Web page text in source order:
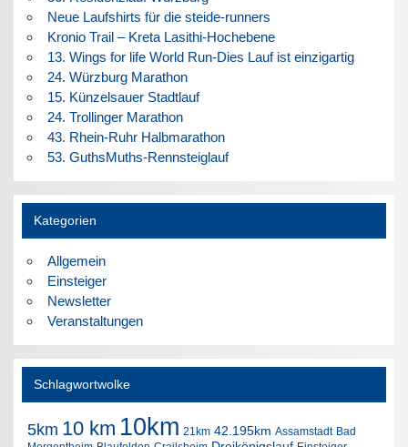
Neue Laufshirts für die steide-runners
Kronio Trail – Kreta Lasithi-Hochebene
13. Wings for life World Run-Dies Lauf ist einzigartig
24. Würzburg Marathon
15. Künzelsauer Stadtlauf
24. Trollinger Marathon
43. Rhein-Ruhr Halbmarathon
53. GuthsMuths-Rennsteiglauf
Kategorien
Allgemein
Einsteiger
Newsletter
Veranstaltungen
Schlagwortwolke
5km 10 km 10km 21km 42.195km Assamstadt Bad